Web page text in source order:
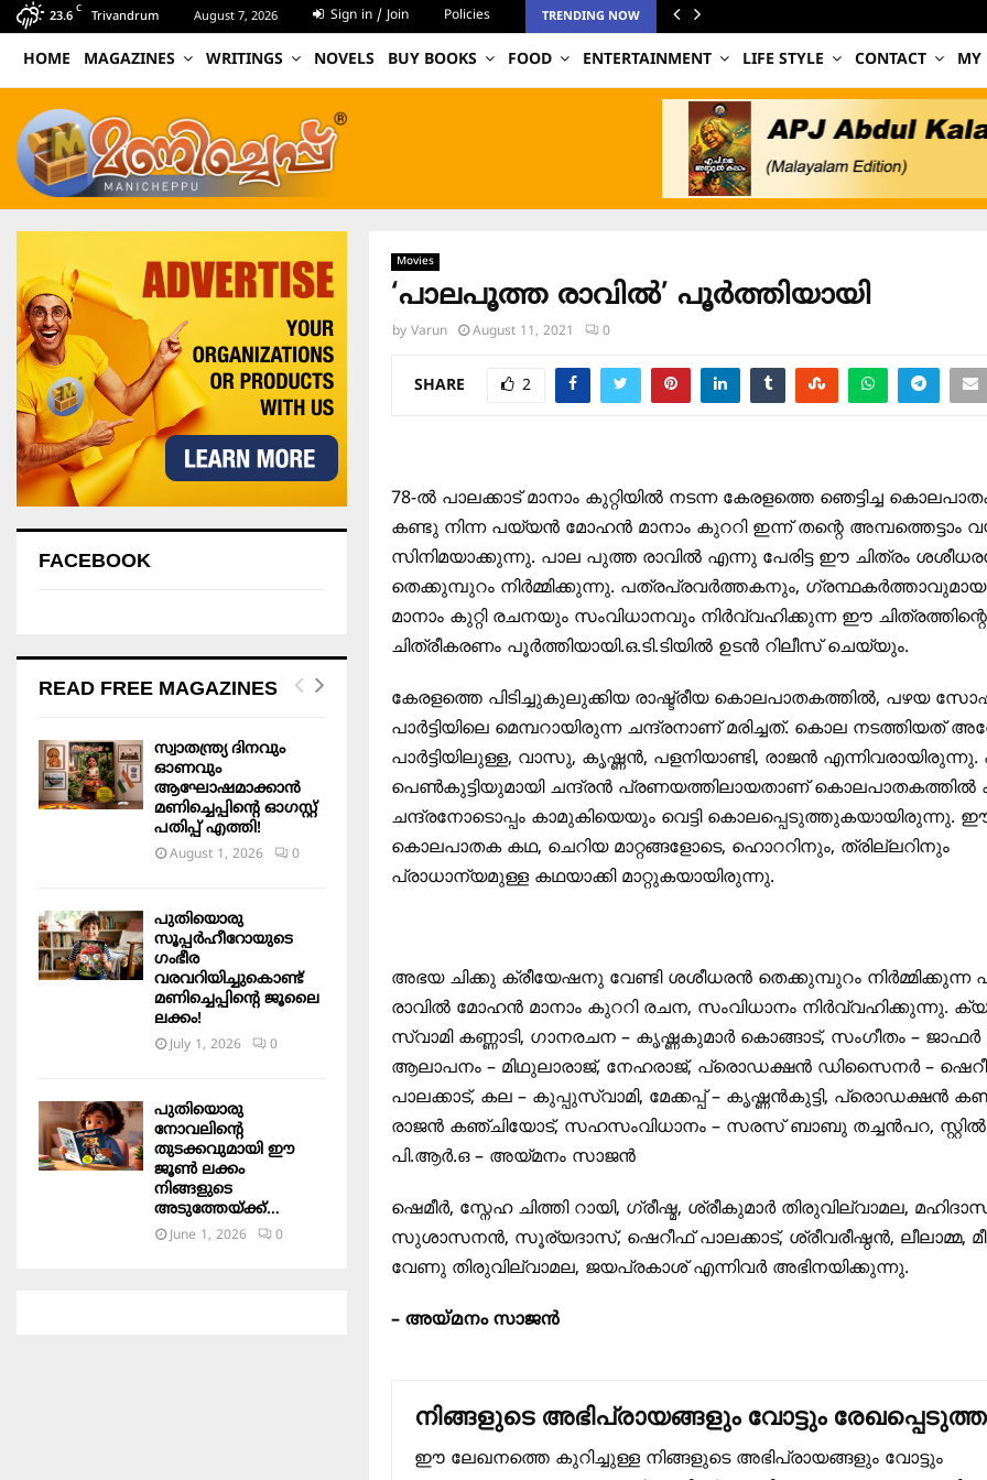
23.6 C Trivandrum August 7, 2026 Sign in / Join Policies TRENDING NOW
HOME MAGAZINES WRITINGS NOVELS BUY BOOKS FOOD ENTERTAINMENT LIFE STYLE CONTACT MY
Movies
‘പാലപൂത്ത രാവിൽ’ പൂർത്തിയായി
by Varun August 11, 2021 0
SHARE 2
78-ൽ പാലക്കാട് മാനാം കുറ്റിയിൽ നടന്ന കേരളത്തെ ഞെട്ടിച്ച
കണ്ടു നിന്ന പയ്യൻ മോഹൻ മാനാം കുററി ഇന്ന് തന്റെ അമ്പത്തെട്ടാം
സിനിമയാക്കുന്നു. പാല പുത്ത രാവിൽ എന്നു പേരിട്ട ഈ ചിത്രം
തെക്കുമ്പുറം നിർമ്മിക്കുന്നു. പത്രപ്രവർത്തകനും,
മാനാം കുറ്റി രചനയും സംവിധാനവും നിർവ്വഹിക്കുന്ന ഈ ചിത്രത്തിന്റെ
ചിത്രീകരണം പൂർത്തിയായി.ഒ.ടി.ടിയിൽ ഉടൻ റിലീസ് ചെയ്യും.
കേരളത്തെ പിടിച്ചുകുലുക്കിയ രാഷ്ട്രീയ കൊലപാതകത്തിൽ, പഴയ
പാർട്ടിയിലെ മെമ്പറായിരുന്ന ചന്ദ്രനാണ് മരിച്ചത്. കൊല നടത്തിയത്
പാർട്ടിയിലുള്ള, വാസു, കൃഷ്ണൻ, പളനിയാണ്ടി, രാജൻ എന്നിവരായിരുന്നു.
പെൺകുട്ടിയുമായി ചന്ദ്രൻ പ്രണയത്തിലായതാണ് കൊലപാതകത്തിൽ
ചന്ദ്രനോടൊപ്പം കാമുകിയെയും വെട്ടി കൊലപ്പെടുത്തുകയായിരുന്നു.
കൊലപാതക കഥ, ചെറിയ മാറ്റങ്ങളോടെ, ഹൊററിനും, ത്രില്ലറിനും
പ്രാധാന്യമുള്ള കഥയാക്കി മാറ്റുകയായിരുന്നു.
അഭയ ചിക്കു ക്രീയേഷനു വേണ്ടി ശശീധരൻ തെക്കുമ്പുറം
രാവിൽ മോഹൻ മാനാം കുററി രചന, സംവിധാനം നിർവ്വഹിക്കുന്നു.
സ്വാമി കണ്ണാടി, ഗാനരചന – കൃഷ്ണകുമാർ കൊങ്ങാട്, സംഗീതം – ജാഫർ
ആലാപനം – മിഥുലാരാജ്, നേഹരാജ്, പ്രൊഡക്ഷൻ ഡിസൈനർ –
പാലക്കാട്, കല – കുപ്പുസ്വാമി, മേക്കപ്പ് – കൃഷ്ണൻകുട്ടി, പ്രൊഡക്ഷൻ
രാജൻ കഞ്ചിയോട്, സഹസംവിധാനം – സരസ് ബാബു തച്ചൻപറ,
പി.ആർ.ഒ – അയ്മനം സാജൻ
ഷെമീർ, സ്നേഹ ചിത്തി റായി, ഗ്രീഷ്മ, ശ്രീകുമാർ തിരുവില്വാമല,
സുശാസനൻ, സൂര്യദാസ്, ഷെറീഫ് പാലക്കാട്, ശ്രീവരീഷ്ഠൻ, ലീലാമ്മ,
വേണു തിരുവില്വാമല, ജയപ്രകാശ് എന്നിവർ അഭിനയിക്കുന്നു.
– അയ്മനം സാജൻ
നിങ്ങളുടെ അഭിപ്രായങ്ങളും വോട്ടും
ഈ ലേഖനത്തെ കുറിച്ചുള്ള നിങ്ങളുടെ അഭിപ്രായങ്ങളും വോട്ടും
FACEBOOK
READ FREE MAGAZINES
സ്വാതന്ത്ര്യ ദിനവും
ഓണവും
ആഘോഷമാക്കാൻ
മണിച്ചെപ്പിന്റെ ഓഗസ്റ്റ്
പതിപ്പ് എത്തി!
August 1, 2026 0
പുതിയൊരു
സൂപ്പർഹീറോയുടെ
ഗംഭീര
വരവറിയിച്ചുകൊണ്ട്
മണിച്ചെപ്പിന്റെ ജൂലൈ
ലക്കം!
July 1, 2026 0
പുതിയൊരു
നോവലിന്റെ
തുടക്കവുമായി ഈ
ജൂൺ ലക്കം
നിങ്ങളുടെ
അടുത്തേയ്ക്ക്…
June 1, 2026 0